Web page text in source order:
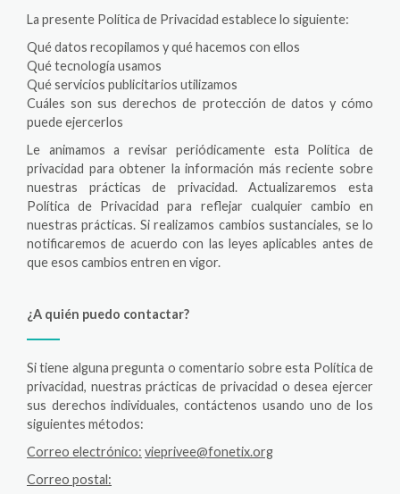
La presente Política de Privacidad establece lo siguiente:
Qué datos recopilamos y qué hacemos con ellos
Qué tecnología usamos
Qué servicios publicitarios utilizamos
Cuáles son sus derechos de protección de datos y cómo
puede ejercerlos
Le animamos a revisar periódicamente esta Política de
privacidad para obtener la información más reciente sobre
nuestras prácticas de privacidad. Actualizaremos esta
Política de Privacidad para reflejar cualquier cambio en
nuestras prácticas. Si realizamos cambios sustanciales, se lo
notificaremos de acuerdo con las leyes aplicables antes de
que esos cambios entren en vigor.
¿A quién puedo contactar?
Si tiene alguna pregunta o comentario sobre esta Política de
privacidad, nuestras prácticas de privacidad o desea ejercer
sus derechos individuales, contáctenos usando uno de los
siguientes métodos:
Correo electrónico: vieprivee@fonetix.org
Correo postal: